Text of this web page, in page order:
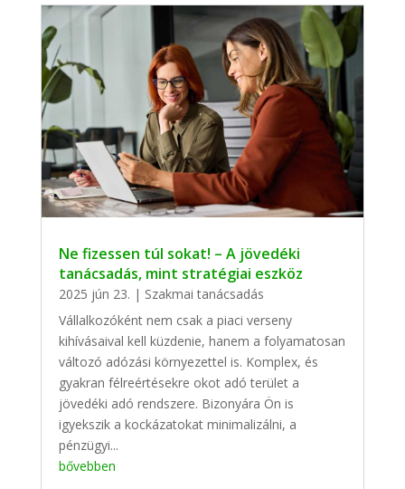
Ne fizessen túl sokat! – A jövedéki
tanácsadás, mint stratégiai eszköz
2025 jún 23. | Szakmai tanácsadás
Vállalkozóként nem csak a piaci verseny
kihívásaival kell küzdenie, hanem a folyamatosan
változó adózási környezettel is. Komplex, és
gyakran félreértésekre okot adó terület a
jövedéki adó rendszere. Bizonyára Ön is
igyekszik a kockázatokat minimalizálni, a
pénzügyi...
bővebben